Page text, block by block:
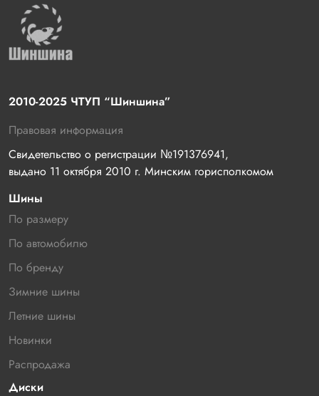
2010-2025 ЧТУП “Шиншина”
Правовая информация
Свидетельство о регистрации №191376941,
выдано 11 октября 2010 г. Минским горисполкомом
Шины
По размеру
По автомобилю
По бренду
Зимние шины
Летние шины
Новинки
Распродажа
Диски